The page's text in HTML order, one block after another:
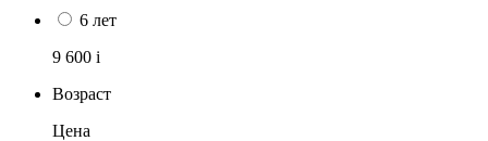
6 лет
9 600 i
Возраст
Цена